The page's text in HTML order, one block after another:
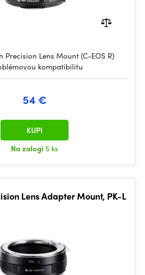
Precision Lens Mount (C-EOS R)
kompatibilitu
54 €
Na zalogi 5 ks
KUPI
Lens Adapter Mount, PK-L